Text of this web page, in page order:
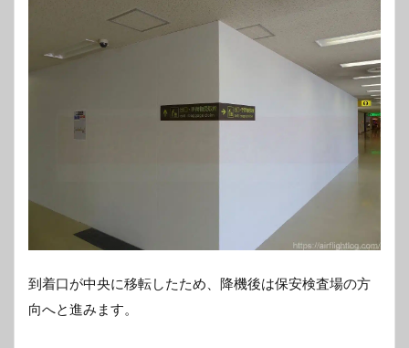
到着口が中央に移転したため、降機後は保安検査場の方
向へと進みます。